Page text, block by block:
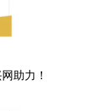
助力！